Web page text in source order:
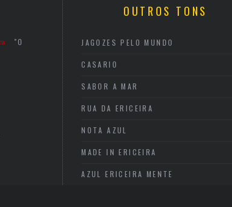
"O
OUTROS TONS
JAGOZES PELO MUNDO
CASARIO
SABOR A MAR
RUA DA ERICEIRA
NOTA AZUL
MADE IN ERICEIRA
AZUL ERICEIRA MENTE